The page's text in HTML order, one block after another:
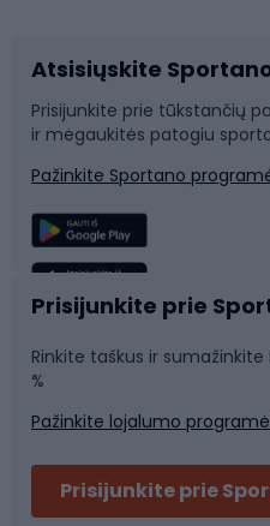
Dviračių dalys
Laipiojimas
Žvejyba
Sportinė medicina
Rogutės ir čiuožynės
Snieglenčių sportas
Plaukimas
Komandinis sportas
Atsisiųskite
Prisijunkite prie tūkstančių
ir mėgaukitės patogiu
Pažinkite Sportano
Prisijunkite prie
Rinkite taškus ir
%
Pažinkite lojalumo
Prisijunkite prie